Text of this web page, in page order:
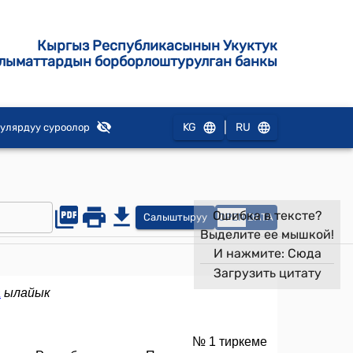
Кыргыз Республикасынын Укуктук
борборлоштурулган банкы
суроолор KG RU
Салыштыруу OPEN DATA
Ошибка в тексте?
Выделите ее мышкой!
И нажмите: Сюда
Загрузить цитату